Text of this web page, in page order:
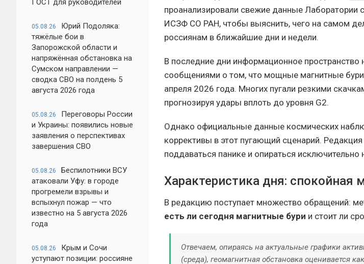
ГОСТ для руководителей
05.08.26
Юрий Подоляка:
тяжёлые бои в
Запорожской области и
напряжённая обстановка на
Сумском направлении —
сводка СВО на полдень 5
августа 2026 года
05.08.26
Переговоры России
и Украины: появились новые
заявления о перспективах
завершения СВО
05.08.26
Беспилотники ВСУ
атаковали Уфу: в городе
прогремели взрывы и
вспыхнул пожар — что
известно на 5 августа 2026
года
05.08.26
Крым и Сочи
уступают позиции: россияне
проанализировали свежие данные Лаборатории
ИСЗФ СО РАН, чтобы выяснить, чего на самом
россиянам в ближайшие дни и недели.
В последние дни информационное
сообщениями о том, что мощные магнитные
апреля 2026 года. Многих пугали резкими
прогнозируя удары вплоть до уровня G2.
Однако официальные данные космических
коррективы в этот пугающий сценарий.
поддаваться панике и опираться
Характеристика дня: спокойная
В редакцию поступает множество обращений:
есть ли сегодня магнитные бури и стоит ли
Отвечаем, опираясь на актуальные графики
(среда), геомагнитная обстановка оценивается